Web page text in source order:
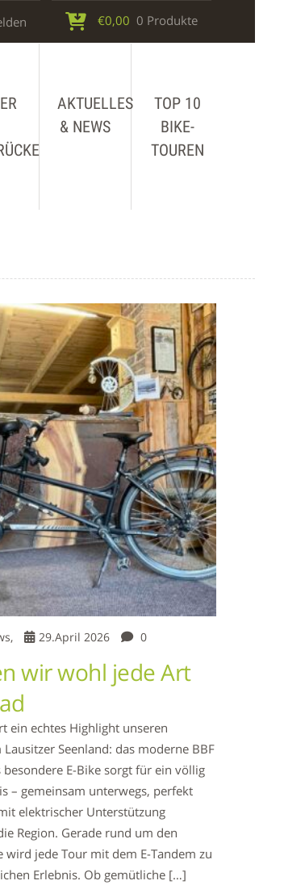
€0,00 0 Produkte
AKTUELLES
& NEWS
TOP 10
BIKE-
TOUREN
29.April 2026 0
wir wohl jede Art
ein echtes Highlight unseren
Seenland: das moderne BBF
besondere E-Bike sorgt für ein völlig
– gemeinsam unterwegs, perfekt
elektrischer Unterstützung
Region. Gerade rund um den
wird jede Tour mit dem E-Tandem zu
Erlebnis. Ob gemütliche […]